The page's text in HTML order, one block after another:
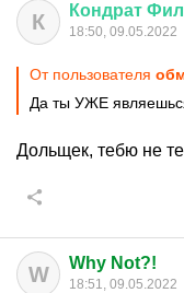
К Кондрат
18:50, 09.05.2022
От пользователя
Да ты УЖЕ
Дольщек, тебю не
W Why Not?!
18:51, 09.05.2022